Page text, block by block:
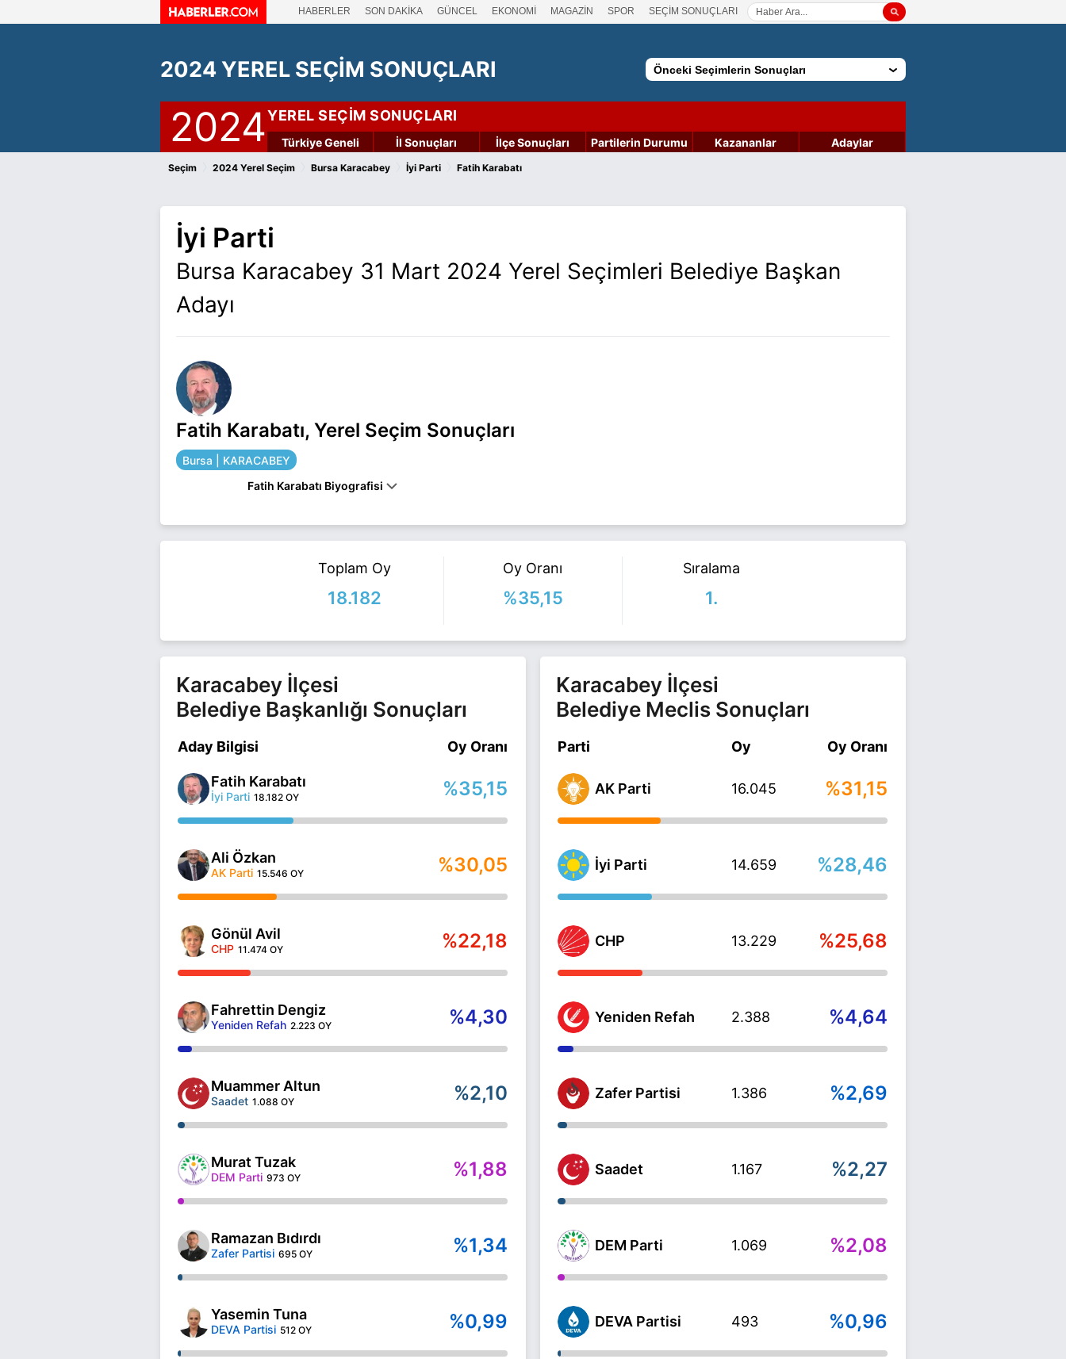
HABERLER SON DAKİKA GÜNCEL EKONOMİ MAGAZİN SPOR SEÇİM SONUÇLARI
2024 YEREL SEÇİM SONUÇLARI Önceki Seçimlerin Sonuçları
2024YEREL SEÇİM SONUÇLARI
Türkiye Geneli İl Sonuçları İlçe Sonuçları Partilerin Durumu Kazananlar Adaylar
Seçim 2024 Yerel Seçim Bursa Karacabey İyi Parti Fatih Karabatı
İyi Parti
Bursa Karacabey 31 Mart 2024 Yerel Seçimleri Belediye Başkan
Adayı
Fatih Karabatı, Yerel Seçim Sonuçları
Bursa | KARACABEY
Fatih Karabatı Biyografisi
Karabatı ile ilgili daha fazla bilgi için
Fatih Karabatı Haberleri
Toplam Oy
18.182
Oy Oranı
%35,15
Sıralama
1.
Karacabey İlçesi
Belediye Başkanlığı Sonuçları
Aday Bilgisi Oy Oranı
Fatih Karabatı
İyi Parti 18.182 OY %35,15
Ali Özkan
AK Parti 15.546 OY %30,05
Gönül Avil
CHP 11.474 OY %22,18
Fahrettin Dengiz
Yeniden Refah 2.223 OY %4,30
Muammer Altun
Saadet 1.088 OY %2,10
Murat Tuzak
DEM Parti 973 OY %1,88
Ramazan Bıdırdı
Zafer Partisi 695 OY %1,34
Yasemin Tuna
DEVA Partisi 512 OY %0,99
Karacabey İlçesi
Belediye Meclis Sonuçları
Parti Oy Oy Oranı
AK Parti 16.045 %31,15
İyi Parti 14.659 %28,46
CHP 13.229 %25,68
Yeniden Refah 2.388 %4,64
Zafer Partisi 1.386 %2,69
Saadet 1.167 %2,27
DEM Parti 1.069 %2,08
DEVA Partisi 493 %0,96